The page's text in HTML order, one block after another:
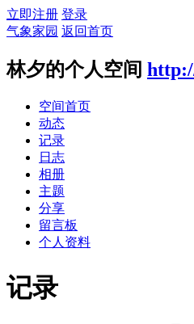
立即注册 登录
气象家园 返回首页
林夕的个人空间
空间首页
动态
记录
日志
相册
主题
分享
留言板
个人资料
记录